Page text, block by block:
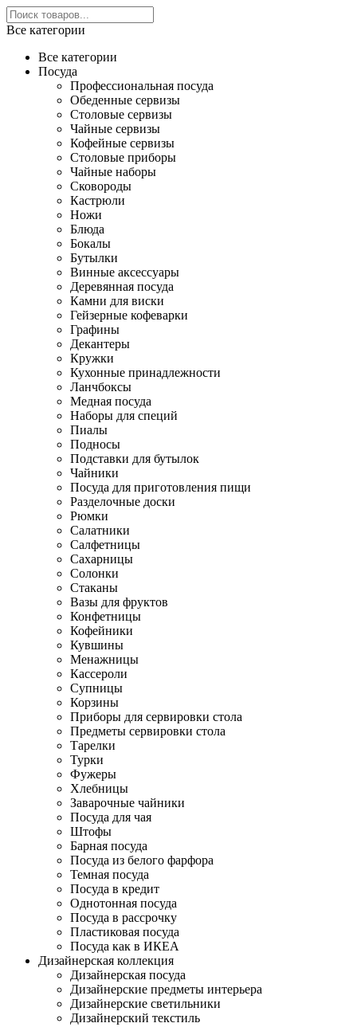
Все категории
Все категории
Посуда
Профессиональная посуда
Обеденные сервизы
Столовые сервизы
Чайные сервизы
Кофейные сервизы
Столовые приборы
Чайные наборы
Сковороды
Кастрюли
Ножи
Блюда
Бокалы
Бутылки
Винные аксессуары
Деревянная посуда
Камни для виски
Гейзерные кофеварки
Графины
Декантеры
Кружки
Кухонные принадлежности
Ланчбоксы
Медная посуда
Наборы для специй
Пиалы
Подносы
Подставки для бутылок
Чайники
Посуда для приготовления пищи
Разделочные доски
Рюмки
Салатники
Салфетницы
Сахарницы
Солонки
Стаканы
Вазы для фруктов
Конфетницы
Кофейники
Кувшины
Менажницы
Кассероли
Супницы
Корзины
Приборы для сервировки стола
Предметы сервировки стола
Тарелки
Турки
Фужеры
Хлебницы
Заварочные чайники
Посуда для чая
Штофы
Барная посуда
Посуда из белого фарфора
Темная посуда
Посуда в кредит
Однотонная посуда
Посуда в рассрочку
Пластиковая посуда
Посуда как в ИКЕА
Дизайнерская коллекция
Дизайнерская посуда
Дизайнерские предметы интерьера
Дизайнерские светильники
Дизайнерский текстиль